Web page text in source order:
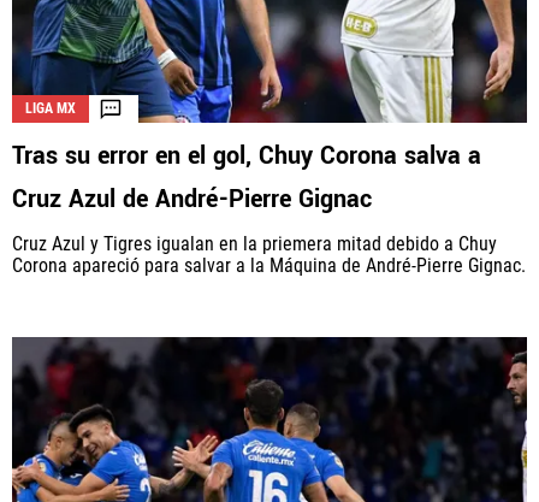
LIGA MX
Tras su error en el gol, Chuy Corona salva a
Cruz Azul de André-Pierre Gignac
Cruz Azul y Tigres igualan en la priemera mitad debido a Chuy
Corona apareció para salvar a la Máquina de André-Pierre Gignac.